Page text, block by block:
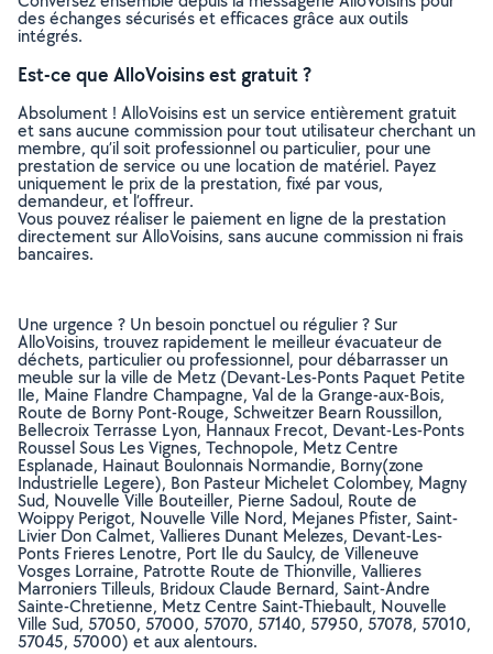
des échanges sécurisés et efficaces grâce aux outils
intégrés.
Est-ce que AlloVoisins est gratuit ?
Absolument ! AlloVoisins est un service entièrement gratuit
et sans aucune commission pour tout utilisateur cherchant un
membre, qu’il soit professionnel ou particulier, pour une
prestation de service ou une location de matériel. Payez
uniquement le prix de la prestation, fixé par vous,
demandeur, et l’offreur.
Vous pouvez réaliser le paiement en ligne de la prestation
directement sur AlloVoisins, sans aucune commission ni frais
bancaires.
Une urgence ? Un besoin ponctuel ou régulier ? Sur
AlloVoisins, trouvez rapidement le meilleur évacuateur de
déchets, particulier ou professionnel, pour débarrasser un
meuble sur la ville de Metz (Devant-Les-Ponts Paquet Petite
Ile, Maine Flandre Champagne, Val de la Grange-aux-Bois,
Route de Borny Pont-Rouge, Schweitzer Bearn Roussillon,
Bellecroix Terrasse Lyon, Hannaux Frecot, Devant-Les-Ponts
Roussel Sous Les Vignes, Technopole, Metz Centre
Esplanade, Hainaut Boulonnais Normandie, Borny(zone
Industrielle Legere), Bon Pasteur Michelet Colombey, Magny
Sud, Nouvelle Ville Bouteiller, Pierne Sadoul, Route de
Woippy Perigot, Nouvelle Ville Nord, Mejanes Pfister, Saint-
Livier Don Calmet, Vallieres Dunant Melezes, Devant-Les-
Ponts Frieres Lenotre, Port Ile du Saulcy, de Villeneuve
Vosges Lorraine, Patrotte Route de Thionville, Vallieres
Marroniers Tilleuls, Bridoux Claude Bernard, Saint-Andre
Sainte-Chretienne, Metz Centre Saint-Thiebault, Nouvelle
Ville Sud, 57050, 57000, 57070, 57140, 57950, 57078, 57010,
57045, 57000) et aux alentours.